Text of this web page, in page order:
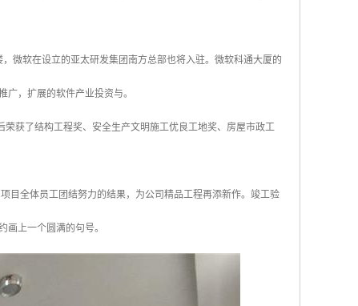
微软在设立的亚太研发集团南方总部也将入驻。微软科通大厦的
，扩展的软件产业投资与。
获了结构工程奖、安全生产文明施工优良工地奖、房屋市政工
目全体员工团结努力的结果，为公司精品工程再添新作。竣工验
上一个圆满的句号。